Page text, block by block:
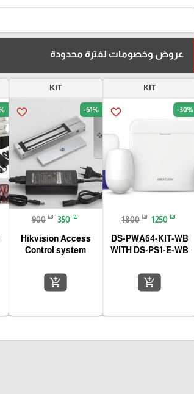
عروض وخصومات لفترة محدودة
KIT
favorite_border -30%
1800 ₪ 1250 ₪
DS-PWA64-KIT-WB
WITH DS-PS1-E-WB
add_shopping_cart
KIT
favorite_border -61%
900 ₪ 350 ₪
Hikvision Access
Control system
add_shopping_cart